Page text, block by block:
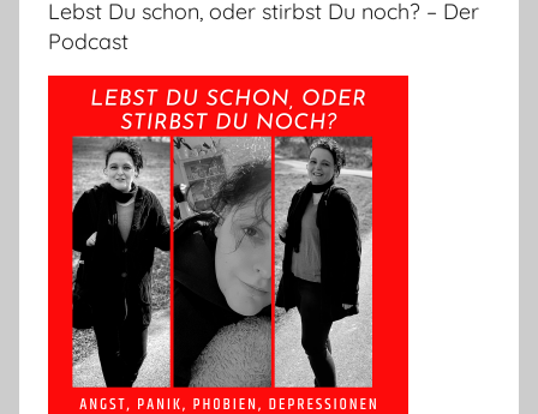
Lebst Du schon, oder stirbst Du noch? – Der
Podcast